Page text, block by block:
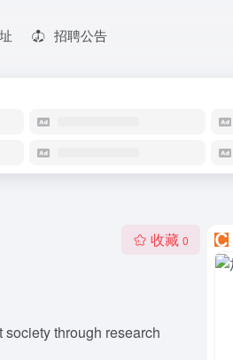
招聘公告
收藏 0
through research